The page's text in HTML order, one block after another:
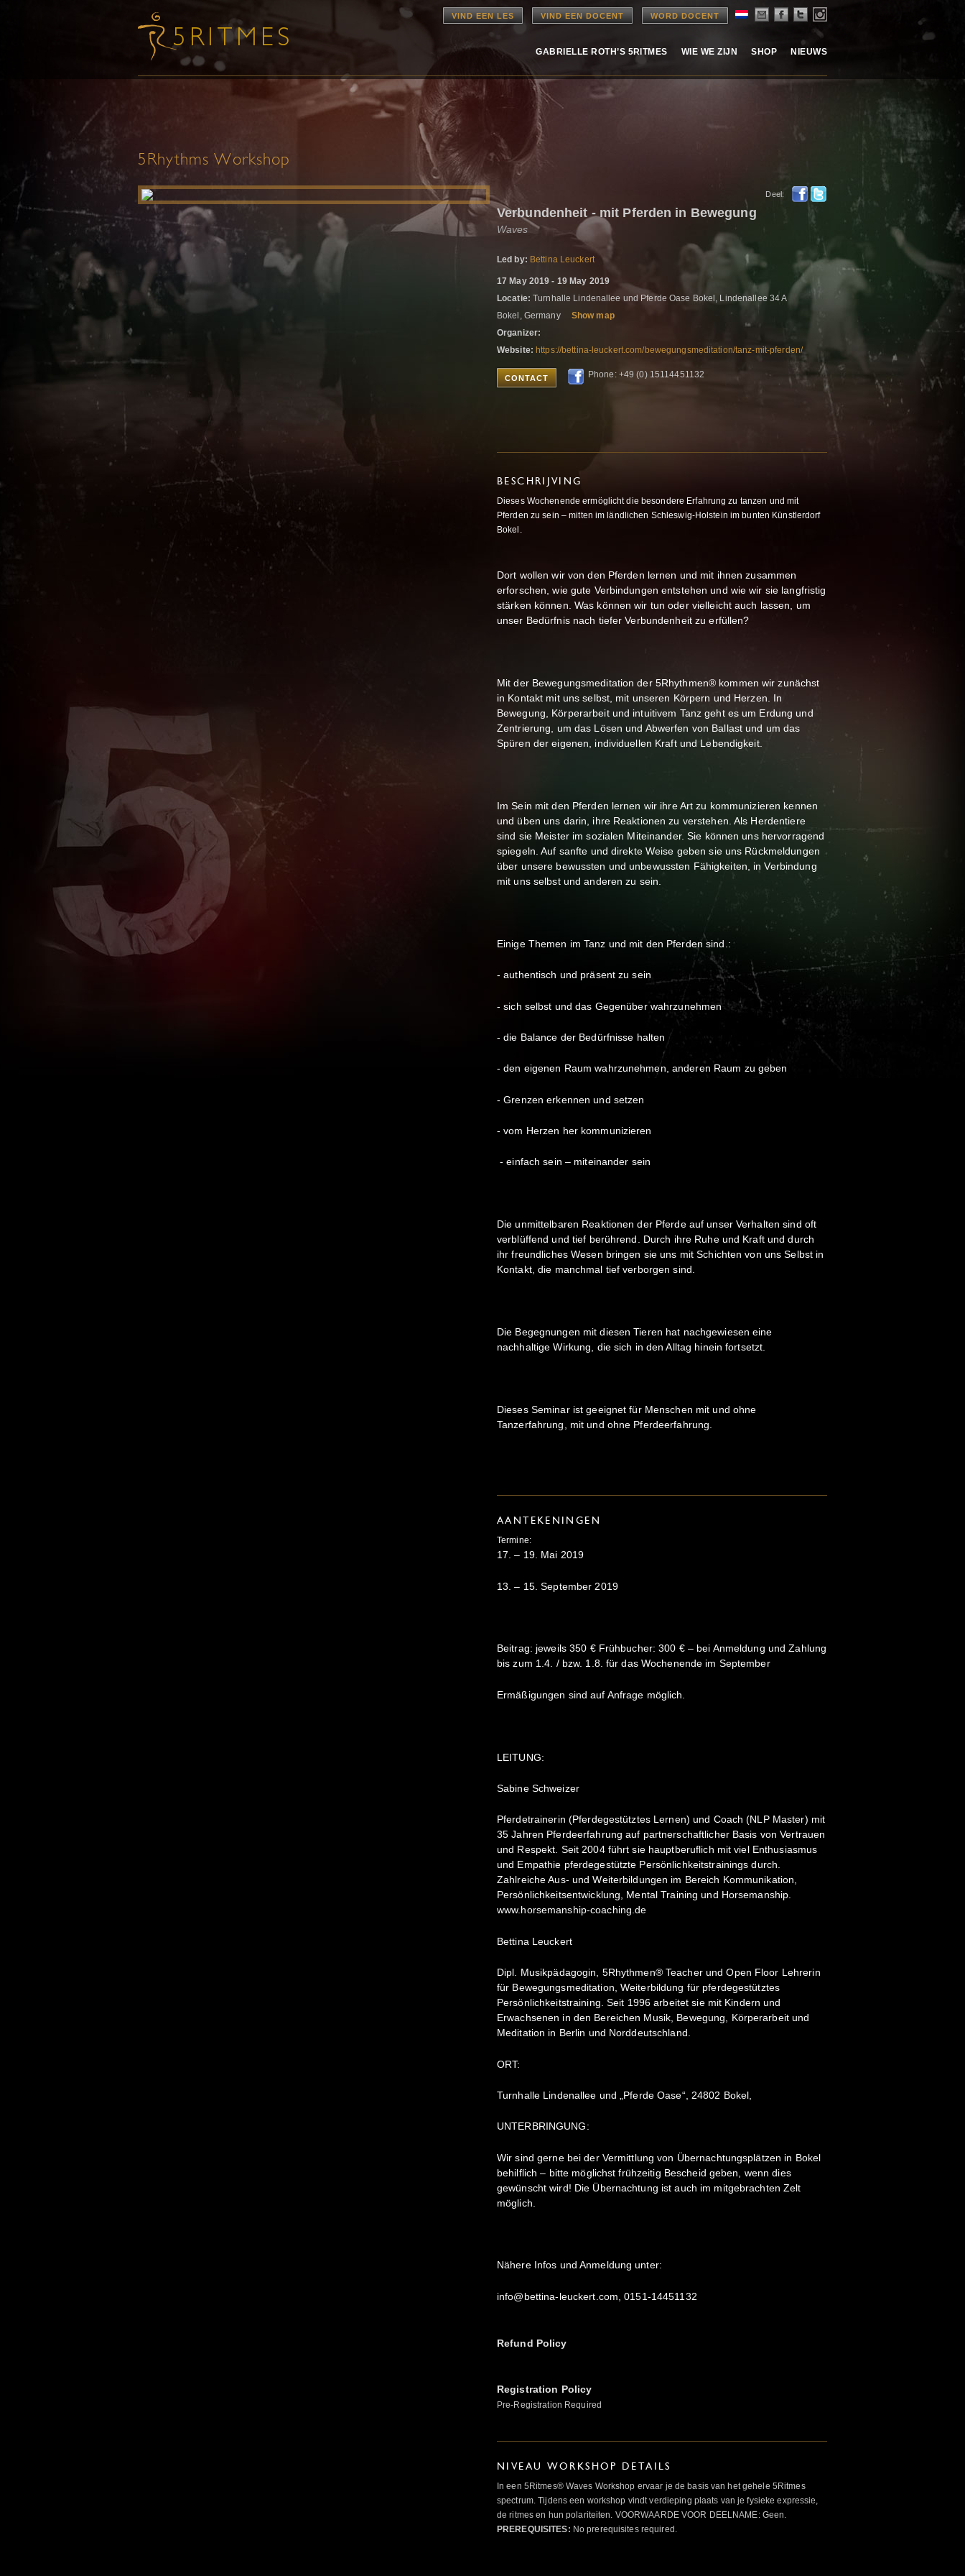
VIND EEN LES VIND EEN DOCENT WORD DOCENT
GABRIELLE ROTH’S 5RITMES WIE WE ZIJN SHOP NIEUWS
5Rhythms Workshop
Deel:
Verbundenheit - mit Pferden in Bewegung
Waves
Led by: Bettina Leuckert
17 May 2019 - 19 May 2019
Locatie: Turnhalle Lindenallee und Pferde Oase Bokel, Lindenallee 34 A
Bokel, Germany
Show map
Organizer:
Website: https://bettina-leuckert.com/bewegungsmeditation/tanz-mit-pferden/
CONTACT Phone: +49 (0) 15114451132
BESCHRIJVING
Dieses Wochenende ermöglicht die besondere Erfahrung zu tanzen und mit
Pferden zu sein – mitten im ländlichen Schleswig-Holstein im bunten Künstlerdorf
Bokel.
Dort wollen wir von den Pferden lernen und mit ihnen zusammen
erforschen, wie gute Verbindungen entstehen und wie wir sie langfristig
stärken können. Was können wir tun oder vielleicht auch lassen, um
unser Bedürfnis nach tiefer Verbundenheit zu erfüllen?
Mit der Bewegungsmeditation der 5Rhythmen® kommen wir zunächst
in Kontakt mit uns selbst, mit unseren Körpern und Herzen. In
Bewegung, Körperarbeit und intuitivem Tanz geht es um Erdung und
Zentrierung, um das Lösen und Abwerfen von Ballast und um das
Spüren der eigenen, individuellen Kraft und Lebendigkeit.
Im Sein mit den Pferden lernen wir ihre Art zu kommunizieren kennen
und üben uns darin, ihre Reaktionen zu verstehen. Als Herdentiere
sind sie Meister im sozialen Miteinander. Sie können uns hervorragend
spiegeln. Auf sanfte und direkte Weise geben sie uns Rückmeldungen
über unsere bewussten und unbewussten Fähigkeiten, in Verbindung
mit uns selbst und anderen zu sein.
Einige Themen im Tanz und mit den Pferden sind.:
- authentisch und präsent zu sein
- sich selbst und das Gegenüber wahrzunehmen
- die Balance der Bedürfnisse halten
- den eigenen Raum wahrzunehmen, anderen Raum zu geben
- Grenzen erkennen und setzen
- vom Herzen her kommunizieren
- einfach sein – miteinander sein
Die unmittelbaren Reaktionen der Pferde auf unser Verhalten sind oft
verblüffend und tief berührend. Durch ihre Ruhe und Kraft und durch
ihr freundliches Wesen bringen sie uns mit Schichten von uns Selbst in
Kontakt, die manchmal tief verborgen sind.
Die Begegnungen mit diesen Tieren hat nachgewiesen eine
nachhaltige Wirkung, die sich in den Alltag hinein fortsetzt.
Dieses Seminar ist geeignet für Menschen mit und ohne
Tanzerfahrung, mit und ohne Pferdeerfahrung.
AANTEKENINGEN
Termine:
17. – 19. Mai 2019
13. – 15. September 2019
Beitrag: jeweils 350 € Frühbucher: 300 € – bei Anmeldung und Zahlung
bis zum 1.4. / bzw. 1.8. für das Wochenende im September
Ermäßigungen sind auf Anfrage möglich.
LEITUNG:
Sabine Schweizer
Pferdetrainerin (Pferdegestütztes Lernen) und Coach (NLP Master) mit
35 Jahren Pferdeerfahrung auf partnerschaftlicher Basis von Vertrauen
und Respekt. Seit 2004 führt sie hauptberuflich mit viel Enthusiasmus
und Empathie pferdegestützte Persönlichkeitstrainings durch.
Zahlreiche Aus- und Weiterbildungen im Bereich Kommunikation,
Persönlichkeitsentwicklung, Mental Training und Horsemanship.
www.horsemanship-coaching.de
Bettina Leuckert
Dipl. Musikpädagogin, 5Rhythmen® Teacher und Open Floor Lehrerin
für Bewegungsmeditation, Weiterbildung für pferdegestütztes
Persönlichkeitstraining. Seit 1996 arbeitet sie mit Kindern und
Erwachsenen in den Bereichen Musik, Bewegung, Körperarbeit und
Meditation in Berlin und Norddeutschland.
ORT:
Turnhalle Lindenallee und „Pferde Oase“, 24802 Bokel,
UNTERBRINGUNG:
Wir sind gerne bei der Vermittlung von Übernachtungsplätzen in Bokel
behilflich – bitte möglichst frühzeitig Bescheid geben, wenn dies
gewünscht wird! Die Übernachtung ist auch im mitgebrachten Zelt
möglich.
Nähere Infos und Anmeldung unter:
info@bettina-leuckert.com, 0151-14451132
Refund Policy
Registration Policy
Pre-Registration Required
NIVEAU WORKSHOP DETAILS
In een 5Ritmes® Waves Workshop ervaar je de basis van het gehele 5Ritmes
spectrum. Tijdens een workshop vindt verdieping plaats van je fysieke expressie,
de ritmes en hun polariteiten. VOORWAARDE VOOR DEELNAME: Geen.
PREREQUISITES: No prerequisites required.